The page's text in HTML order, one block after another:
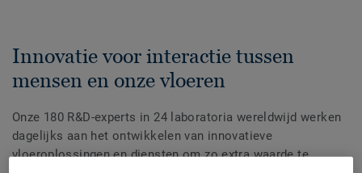
Innovatie voor interactie tussen
mensen en onze vloeren
Onze 180 R&D-experts in 24 laboratoria wereldwijd werken
dagelijks aan het ontwikkelen van innovatieve
vloeroplossingen en diensten om zo extra waarde te